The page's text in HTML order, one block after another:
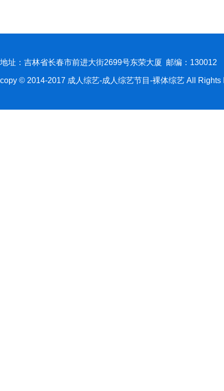
地址：吉林省长春市前进大街2699号东荣大厦 邮编：130012
copy © 2014-2017 成人综艺-成人综艺节目-裸体综艺 All Rights